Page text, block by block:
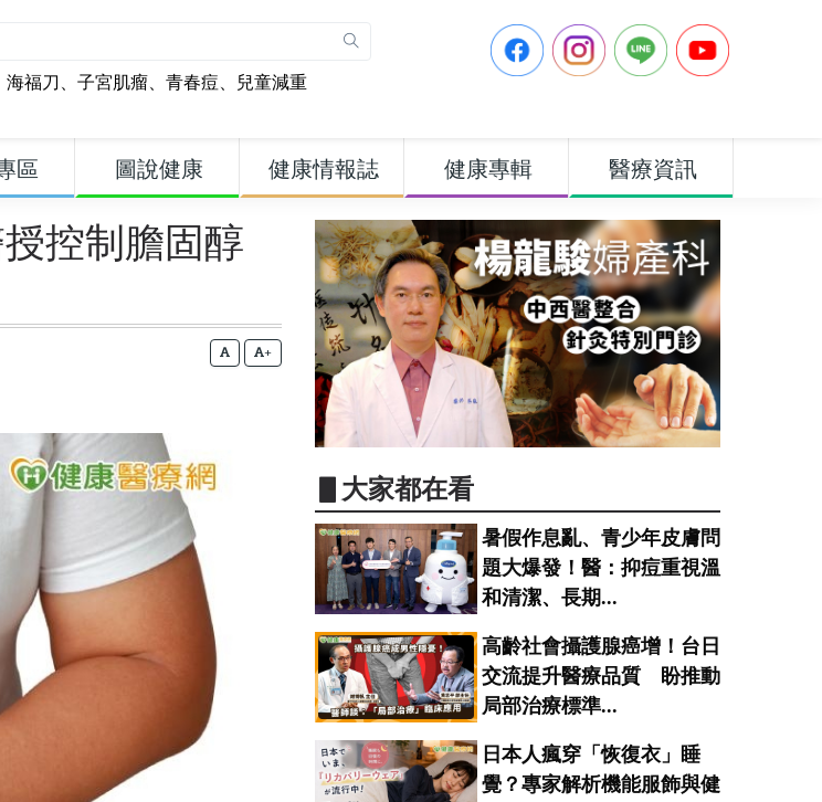
海福刀 、 子宮肌瘤、 青春痘、 兒童減重
區 圖說健康 健康情報誌 健康專輯 醫療資訊
控制膽固醇
+
▋大家都在看
暑假作息亂、青少年皮膚問
題大爆發！醫：抑痘重視溫
和清潔、長期...
高齡社會攝護腺癌增！台日
交流提升醫療品質 盼推動
局部治療標準...
日本人瘋穿「恢復衣」睡
覺？專家解析機能服飾與健